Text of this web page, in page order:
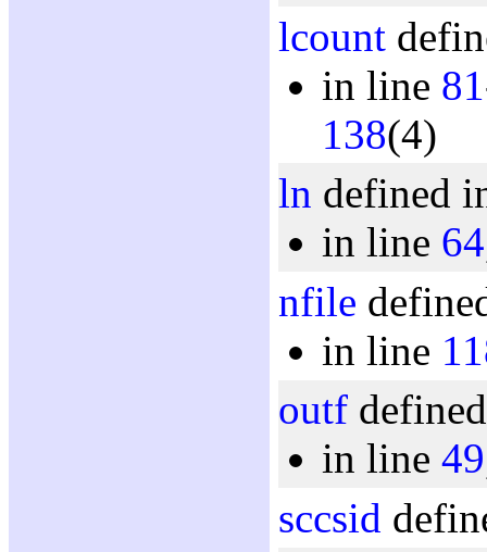
lcount
in line 81
138(4)
ln defined
in line 64
nfile
in line
outf
in line 49
sccsid